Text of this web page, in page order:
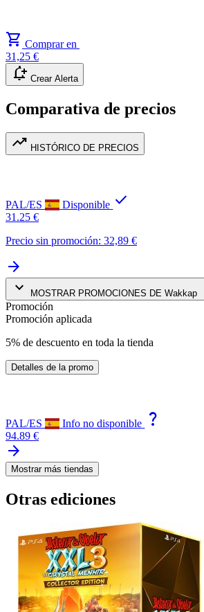
shopping_cart Comprar en
31,25 €
notification_add Crear Alerta
Comparativa de precios
trending_up HISTÓRICO DE PRECIOS
PAL/ES Disponible check
31.25 €
Precio sin promoción: 32,89 €
arrow_forward
keyboard_arrow_down
MOSTRAR PROMOCIONES DE Wakkap
Promoción
Promoción aplicada
5% de descuento en toda la tienda
Detalles de la promo
PAL/ES Info no disponible question_mark
94.89 €
arrow_forward
Mostrar más tiendas
Otras ediciones